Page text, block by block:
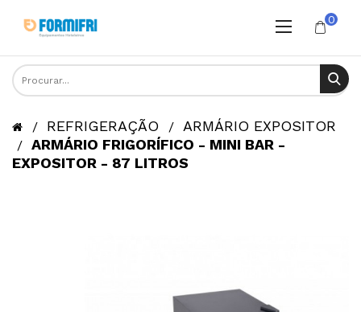
0
REFRIGERAÇÃO
ARMÁRIO EXPOSITOR
ARMÁRIO FRIGORÍFICO - MINI BAR -
EXPOSITOR - 87 LITROS